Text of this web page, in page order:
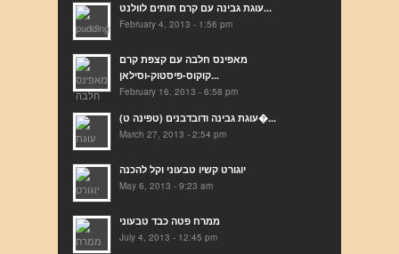
עוגת גבינה עם קרם תותים לוולנט...
February 4, 2013 - 1:56 pm
מאפינס חלבה עם קצפת קרם
קוקוס-פיסטוק-וסילאן...
February 16, 2013 - 6:58 pm
(עוגת גבינה ודובדבנים (טפינה ט�...
March 27, 2013 - 2:54 pm
יוגורט קשיו טבעוני וקל להכנה
May 6, 2013 - 9:23 am
ממרח פטה כבד טבעוני
July 4, 2013 - 12:45 pm